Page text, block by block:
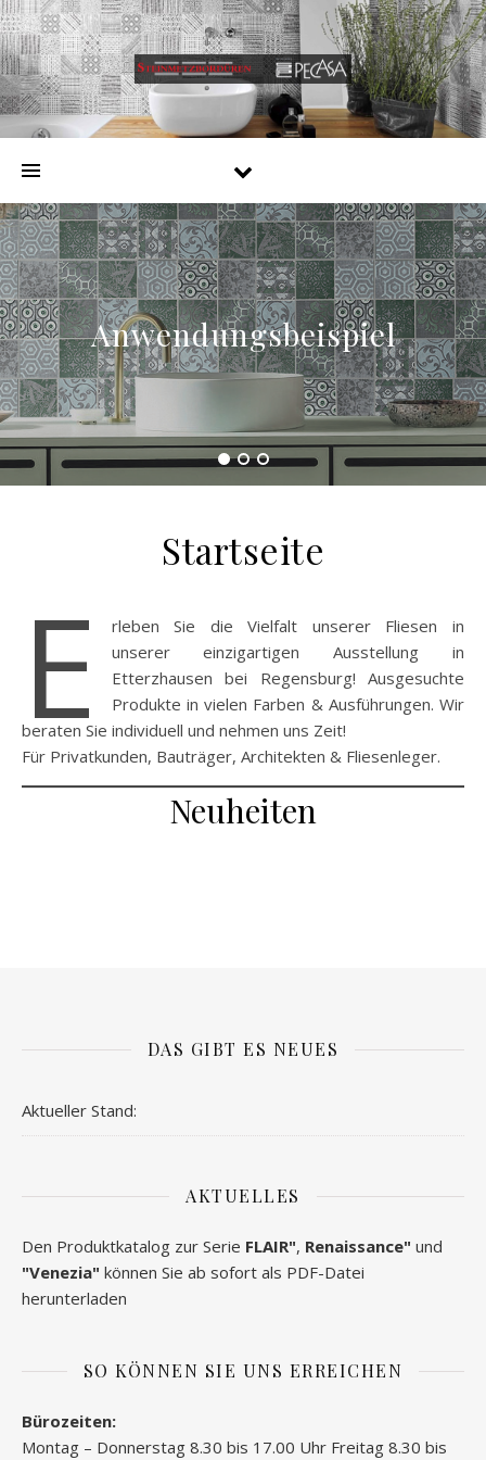
Anwendungsbeispiel
Startseite
E
rleben Sie die Vielfalt unserer Fliesen in
unserer einzigartigen Ausstellung in
Etterzhausen bei Regensburg! Ausgesuchte
Produkte in vielen Farben & Ausführungen. Wir
beraten Sie individuell und nehmen uns Zeit!
Für Privatkunden, Bauträger, Architekten & Fliesenleger.
Neuheiten
DAS GIBT ES NEUES
Aktueller Stand:
AKTUELLES
Den Produktkatalog zur Serie FLAIR", Renaissance" und
"Venezia" können Sie ab sofort als PDF-Datei
herunterladen
SO KÖNNEN SIE UNS ERREICHEN
Bürozeiten:
Montag – Donnerstag 8.30 bis 17.00 Uhr Freitag 8.30 bis